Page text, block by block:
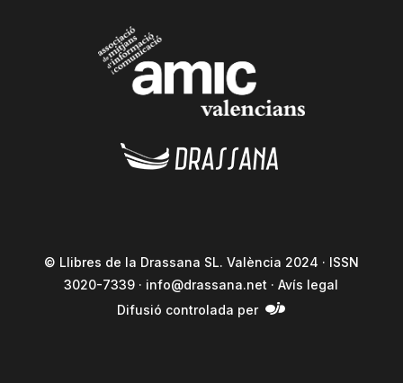
© Llibres de la Drassana SL. València 2024 · ISSN
3020-7339 · info@drassana.net ·Avís legal
Difusió controlada per